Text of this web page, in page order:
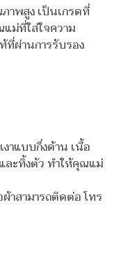
าพสูง เป็นเกรดที่
ม่ที่ใส่ใจความ
ผ่านการรับรอง
งาแบบกึ่งด้าน เนื้อ
ละทิ้งตัว ทำให้คุณแม่
าสามารถติดต่อ โทร